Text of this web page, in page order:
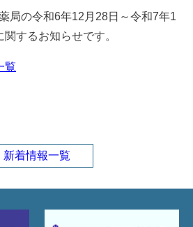
局の令和6年12月28日～令和7年1
するお知らせです。
覧
新着情報一覧